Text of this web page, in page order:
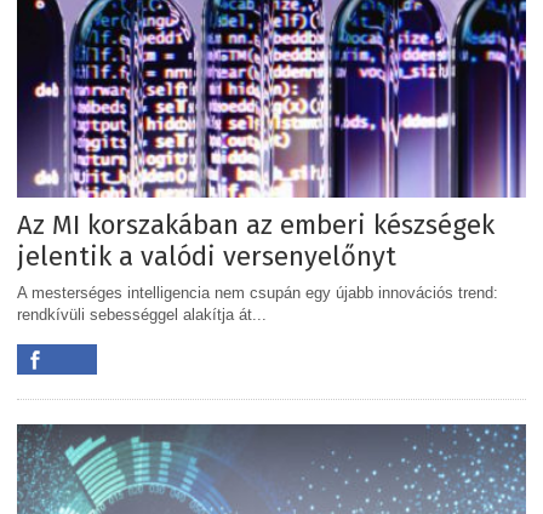
Az MI korszakában az emberi készségek
jelentik a valódi versenyelőnyt
A mesterséges intelligencia nem csupán egy újabb innovációs trend:
rendkívüli sebességgel alakítja át...